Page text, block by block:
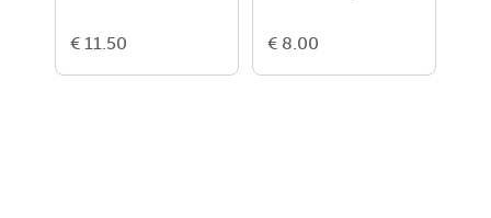
€ 11.50 € 8.00